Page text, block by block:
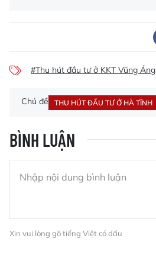
#Thu hút đầu tư ở KKT Vũng Áng
Chủ đề THU HÚT ĐẦU TƯ Ở HÀ TĨNH
BÌNH LUẬN
Xin vui lòng gõ tiếng Việt có dấu